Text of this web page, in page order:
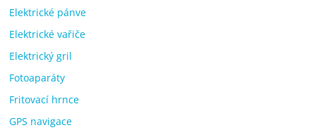
Elektrické pánve
Elektrické vařiče
Elektrický gril
Fotoaparáty
Fritovací hrnce
GPS navigace